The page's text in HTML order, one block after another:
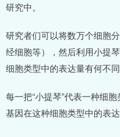
研究中。
研究者们可以将数万个细胞
经细胞等），然后利用小提
细胞类型中的表达量有何不同
每一把“小提琴”代表一种细
基因在这种细胞类型中的表达